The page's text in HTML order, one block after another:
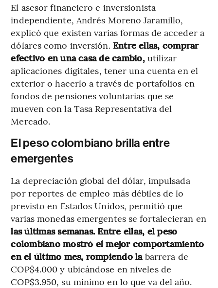
El asesor financiero e inversionista
independiente, Andrés Moreno Jaramillo,
explicó que existen varias formas de acceder a
dólares como inversión. Entre ellas, comprar
efectivo en una casa de cambio,utilizar
aplicaciones digitales, tener una cuenta en el
exterior o hacerlo a través de portafolios en
fondos de pensiones voluntarias que se
mueven con la Tasa Representativa del
Mercado.
El peso colombiano brilla entre
emergentes
La depreciación global del dólar, impulsada
por reportes de empleo más débiles de lo
previsto en Estados Unidos, permitió que
varias monedas emergentes se fortalecieran en
las últimas semanas. Entre ellas, el peso
colombiano mostró el mejor comportamiento
en el último mes, rompiendo la barrera de
COP$4.000 y ubicándose en niveles de
COP$3.950, su mínimo en lo que va del año.